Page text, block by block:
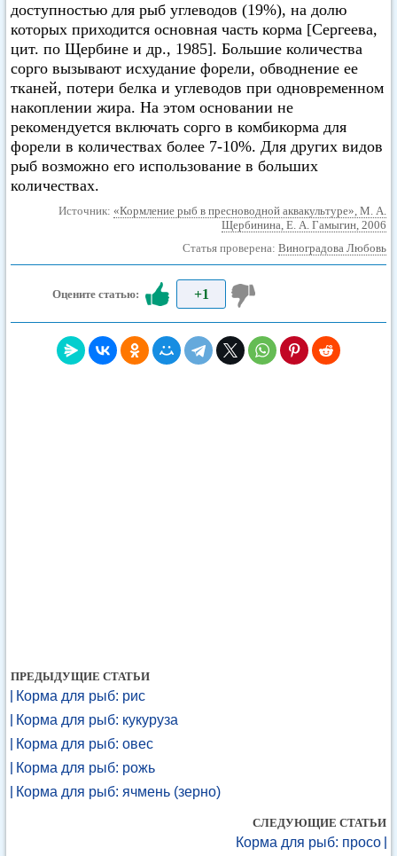
доступностью для рыб углеводов (19%), на долю
которых приходится основная часть корма [Сергеева,
цит. по Щербине и др., 1985]. Большие количества
сорго вызывают исхудание форели, обводнение ее
тканей, потери белка и углеводов при одновременном
накоплении жира. На этом основании не
рекомендуется включать сорго в комбикорма для
форели в количествах более 7-10%. Для других видов
рыб возможно его использование в больших
количествах.
Источник: «Кормление рыб в пресноводной аквакультуре», М. А.
Щербинина, Е. А. Гамыгин, 2006
Статья проверена: Виноградова Любовь
Оцените статью: +1
ПРЕДЫДУЩИЕ СТАТЬИ
Корма для рыб: рис
Корма для рыб: кукуруза
Корма для рыб: овес
Корма для рыб: рожь
Корма для рыб: ячмень (зерно)
СЛЕДУЮЩИЕ СТАТЬИ
Корма для рыб: просо